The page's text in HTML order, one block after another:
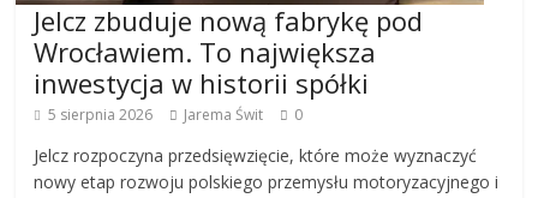
Jelcz zbuduje nową fabrykę pod
Wrocławiem. To największa
inwestycja w historii spółki
5 sierpnia 2026 Jarema Świt 0
Jelcz rozpoczyna przedsięwzięcie, które może wyznaczyć
nowy etap rozwoju polskiego przemysłu motoryzacyjnego i